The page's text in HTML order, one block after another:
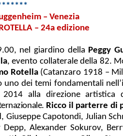
– Venezia
– 24a edizione
nel giardino della Peggy
, evento collaterale della 82.
Rotella(Catanzaro 1918 –
dei temi fondamentali
alla direzione artistica
Ricco il parterre di
Capotondi, Julian
Alexander Sokurov,